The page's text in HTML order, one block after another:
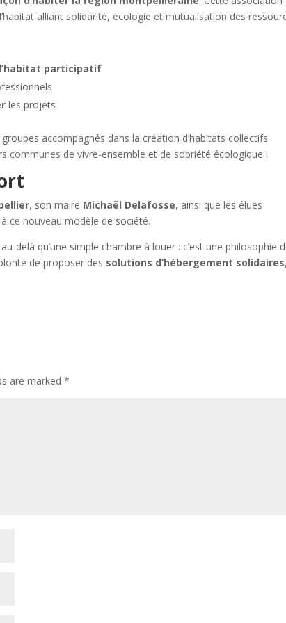
alliant solidarité, écologie et mutualisation des
participatif
les projets
accompagnés dans la création d’habitats collectifs
communes de vivre-ensemble et de sobriété écologique !
, son maire Michaël Delafosse, ainsi que les élues
ce nouveau modèle de société.
delà qu’une simple chambre à louer : c’est une philosophie
de proposer des solutions d’hébergement solidaires,
are marked*